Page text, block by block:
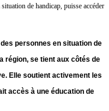
de handicap, puisse accéder
personnes en situation de
région, se tient aux côtés de
Elle soutient activement les
accès à une éducation de